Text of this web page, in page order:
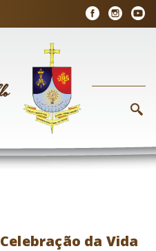
Celebração da Vida